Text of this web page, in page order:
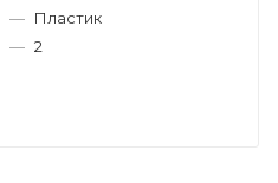
— Пластик
— 2